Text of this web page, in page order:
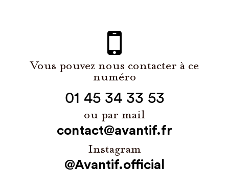
Vous pouvez nous contacter à ce
numéro
01 45 34 33 53
ou par mail
contact@avantif.fr
Instagram
@Avantif.official